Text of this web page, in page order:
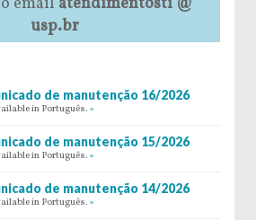
usp.br
de manutenção 16/2026
in Português. »
de manutenção 15/2026
in Português. »
de manutenção 14/2026
in Português. »